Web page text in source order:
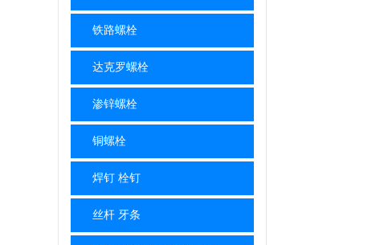
铁路螺栓
达克罗螺栓
渗锌螺栓
铜螺栓
焊钉 栓钉
丝杆 牙条